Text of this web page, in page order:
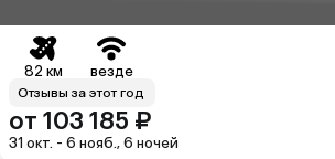
82 км везде
Отзывы за этот год
от 103 185 ₽
31 окт. - 6 нояб., 6 ночей